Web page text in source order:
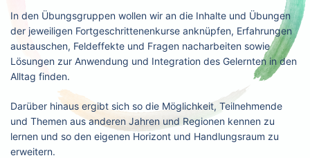
In den Übungsgruppen wollen wir an die Inhalte und Übungen
der jeweiligen Fortgeschrittenenkurse anknüpfen, Erfahrungen
austauschen, Feldeffekte und Fragen nacharbeiten sowie
Lösungen zur Anwendung und Integration des Gelernten in den
Alltag finden.
Darüber hinaus ergibt sich so die Möglichkeit, Teilnehmende
und Themen aus anderen Jahren und Regionen kennen zu
lernen und so den eigenen Horizont und Handlungsraum zu
erweitern.